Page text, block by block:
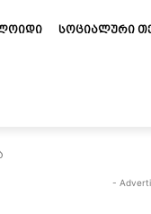
ᲡᲝᲪᲘᲐᲚᲣᲠᲘ
-